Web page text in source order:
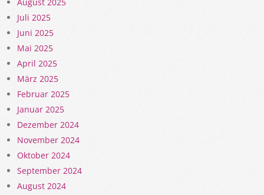
August 2025
Juli 2025
Juni 2025
Mai 2025
April 2025
März 2025
Februar 2025
Januar 2025
Dezember 2024
November 2024
Oktober 2024
September 2024
August 2024